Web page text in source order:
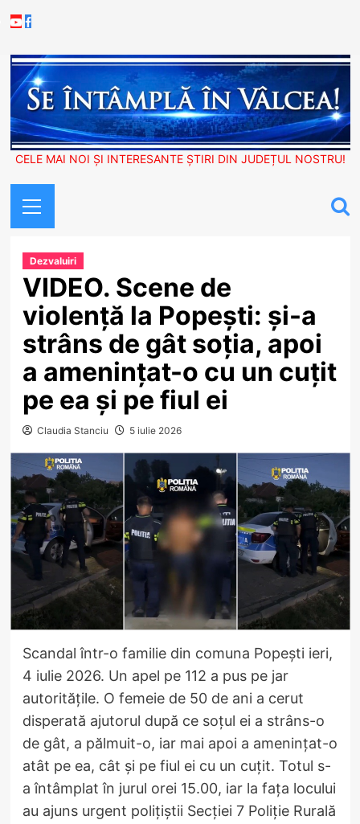
to
Youtube
Facebook
CELE MAI NOI ȘI INTERESANTE ȘTIRI DIN JUDEȚUL NOSTRU!
Menu
Dezvaluiri
VIDEO. Scene de
violență la Popești: și-a
strâns de gât soția, apoi
a amenințat-o cu un cuțit
pe ea și pe fiul ei
Claudia Stanciu 5 iulie 2026
Scandal într-o familie din comuna Popești ieri,
4 iulie 2026. Un apel pe 112 a pus pe jar
autoritățile. O femeie de 50 de ani a cerut
disperată ajutorul după ce soțul ei a strâns-o
de gât, a pălmuit-o, iar mai apoi a amenințat-o
atât pe ea, cât și pe fiul ei cu un cuțit. Totul s-
a întâmplat în jurul orei 15.00, iar la fața locului
au ajuns urgent polițiștii Secției 7 Poliție Rurală